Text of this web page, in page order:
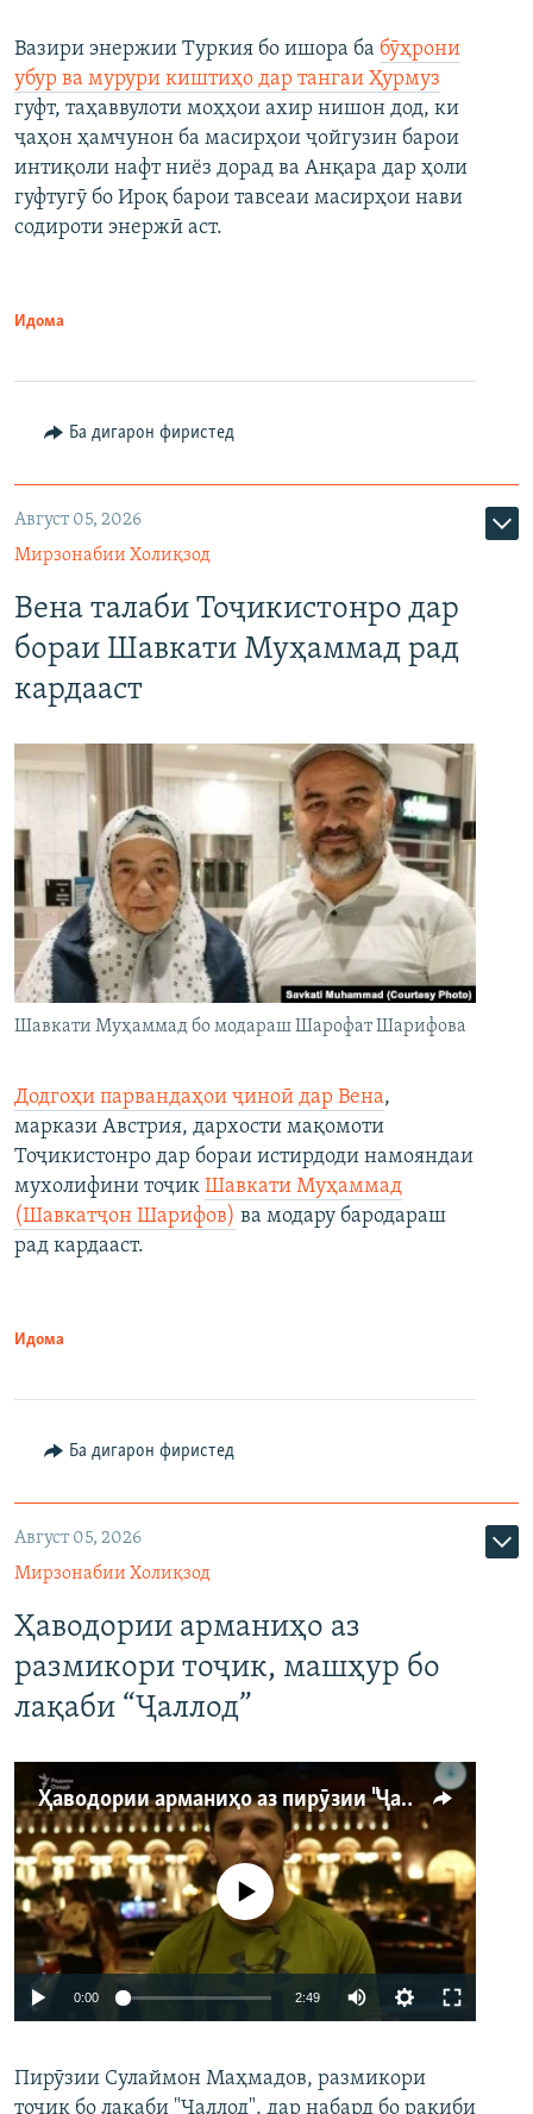
Вазири энержии Туркия бо ишора ба бӯҳрони
убур ва мурури киштиҳо дар тангаи Ҳурмуз
гуфт, таҳаввулоти моҳҳои ахир нишон дод, ки
ҷаҳон ҳамчунон ба масирҳои ҷойгузин барои
интиқоли нафт ниёз дорад ва Анқара дар ҳоли
гуфтугӯ бо Ироқ барои тавсеаи масирҳои нави
содироти энержӣ аст.
Идома
Ба дигарон фиристед
Август 05, 2026
Мирзонабии Холиқзод
Вена талаби Тоҷикистонро дар
бораи Шавкати Муҳаммад рад
кардааст
Шавкати Муҳаммад бо модараш Шарофат Шарифова
Додгоҳи парвандаҳои ҷиноӣ дар Вена,
маркази Австрия, дархости мақомоти
Тоҷикистонро дар бораи истирдоди намояндаи
мухолифини тоҷик Шавкати Муҳаммад
(Шавкатҷон Шарифов) ва модару бародараш
рад кардааст.
Идома
Ба дигарон фиристед
Август 05, 2026
Мирзонабии Холиқзод
Ҳаводории арманиҳо аз
размикори тоҷик, машҳур бо
лақаби “Ҷаллод”
Ҳаводории арманиҳо аз пирӯзии "Ҷаллод"-и тоҷик
Феълан кор намекунад
0:00 2:49
360p
Пирӯзии Сулаймон Маҳмадов, размикори
тоҷик бо лақаби "Ҷаллод", дар набард бо рақиби